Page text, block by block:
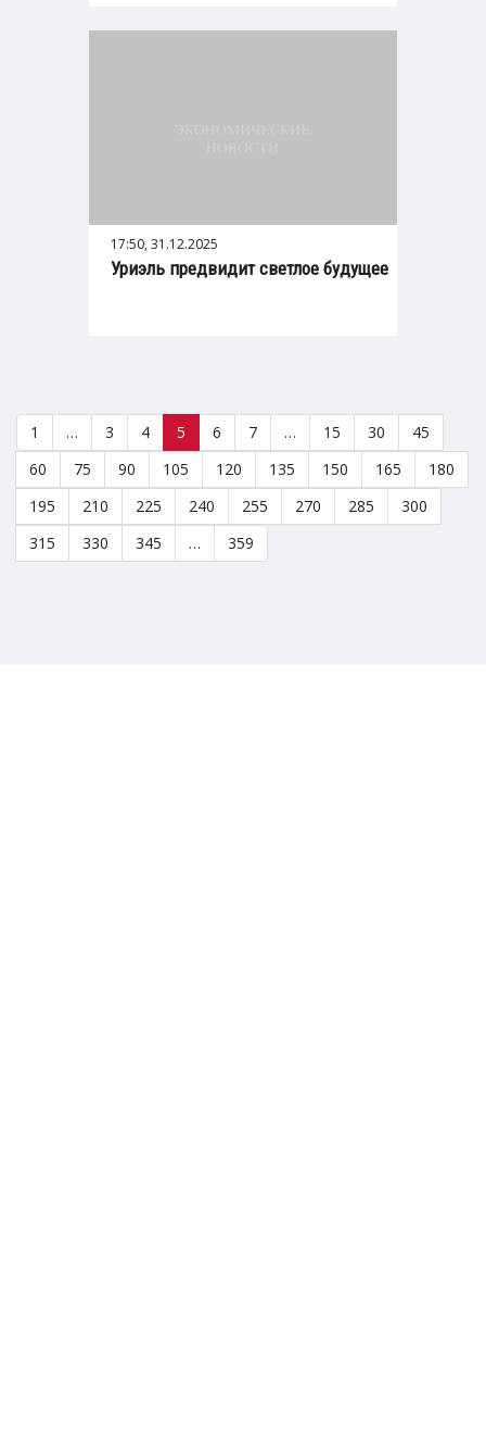
17:50, 31.12.2025
Уриэль предвидит светлое будущее
1 … 3 4 5 6 7 … 15 30
45
60
75 90 105 120 135 150 165
180
195
210 225 240 255 270 285
300
315
330 345 … 359